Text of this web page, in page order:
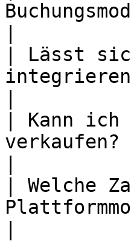
| Lässt
| Kann
| Welche